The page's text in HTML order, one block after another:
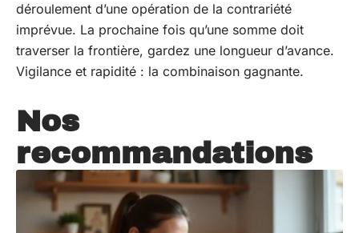
déroulement d’une opération de la contrariété
imprévue. La prochaine fois qu’une somme doit
traverser la frontière, gardez une longueur d’avance.
Vigilance et rapidité : la combinaison gagnante.
Nos
recommandations